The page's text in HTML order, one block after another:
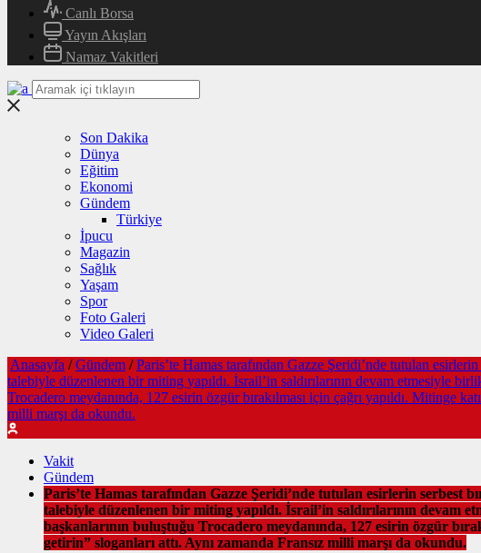
Canlı Borsa
Yayın Akışları
Namaz Vakitleri
Son Dakika
Dünya
Eğitim
Ekonomi
Gündem
Türkiye
İpucu
Magazin
Sağlık
Yaşam
Spor
Foto Galeri
Video Galeri
Anasayfa / Gündem / Paris’te Hamas tarafından Gazze Şeridi’nde tutulan
talebiyle düzenlenen bir miting yapıldı. İsrail’in saldırılarının devam etmesiyle
Trocadero meydanında, 127 esirin özgür bırakılması için çağrı yapıldı. Mitinge
milli marşı da okundu.
Vakit
Gündem
Paris’te Hamas tarafından Gazze Şeridi’nde tutulan esirlerin serbest
talebiyle düzenlenen bir miting yapıldı. İsrail’in saldırılarının
başkanlarının buluştuğu Trocadero meydanında, 127 esirin özgür
getirin” sloganları attı. Aynı zamanda Fransız milli marşı da okundu.